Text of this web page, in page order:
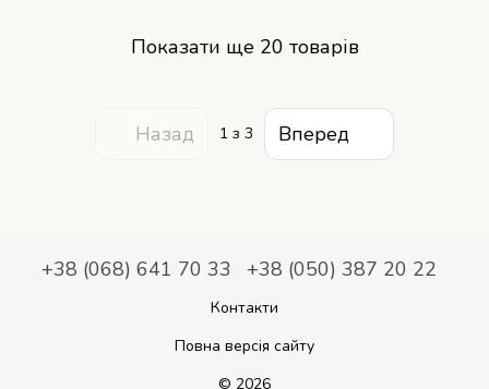
Показати ще 20 товарів
Назад 1 з 3 Вперед
+38 (068) 641 70 33 +38 (050) 387 20 22
Контакти
Повна версія сайту
© 2026